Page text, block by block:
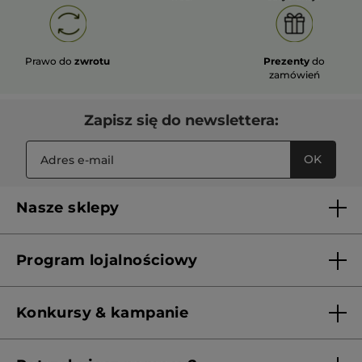
Prawo dozwrotu Prezenty do
zamówień
Zapisz się do newslettera:
OK
Nasze sklepy
Franczyza
Program lojalnościowy
Konkursy & kampanie